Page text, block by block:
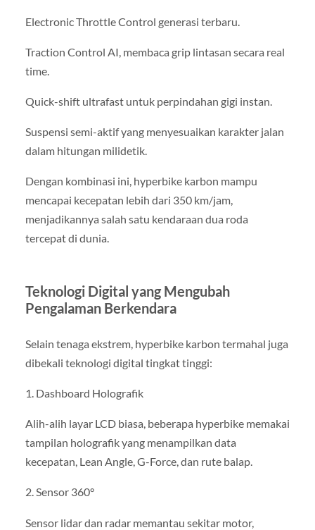
Electronic Throttle Control generasi terbaru.
Traction Control AI, membaca grip lintasan secara real
time.
Quick-shift ultrafast untuk perpindahan gigi instan.
Suspensi semi-aktif yang menyesuaikan karakter jalan
dalam hitungan milidetik.
Dengan kombinasi ini, hyperbike karbon mampu
mencapai kecepatan lebih dari 350 km/jam,
menjadikannya salah satu kendaraan dua roda
tercepat di dunia.
Teknologi Digital yang Mengubah
Pengalaman Berkendara
Selain tenaga ekstrem, hyperbike karbon termahal juga
dibekali teknologi digital tingkat tinggi:
1. Dashboard Holografik
Alih-alih layar LCD biasa, beberapa hyperbike memakai
tampilan holografik yang menampilkan data
kecepatan, Lean Angle, G-Force, dan rute balap.
2. Sensor 360°
Sensor lidar dan radar memantau sekitar motor,